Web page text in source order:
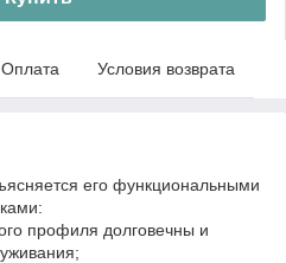
Оплата Условия возврата
его функциональными
профиля долговечны и